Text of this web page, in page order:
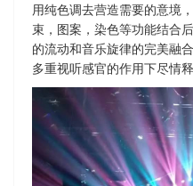
用纯色调去营造需要的意境
束，图案，染色等功能结合
的流动和音乐旋律的完美融
多重视听感官的作用下尽情释